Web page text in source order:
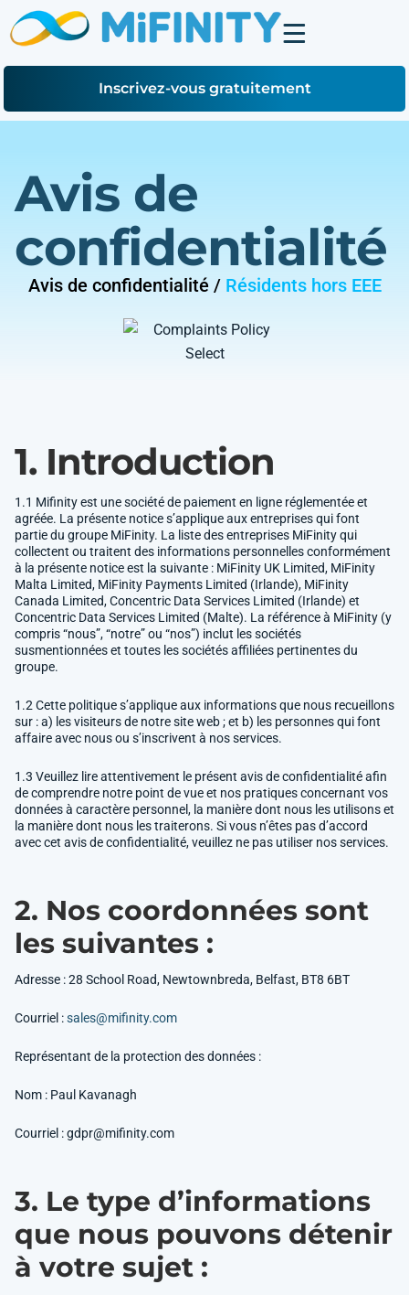
Inscrivez-vous gratuitement
Avis de
confidentialité
Avis de confidentialité / Résidents hors EEE
1. Introduction
1.1 Mifinity est une société de paiement en ligne réglementée et
agréée. La présente notice s’applique aux entreprises qui font
partie du groupe MiFinity. La liste des entreprises MiFinity qui
collectent ou traitent des informations personnelles conformément
à la présente notice est la suivante : MiFinity UK Limited, MiFinity
Malta Limited, MiFinity Payments Limited (Irlande), MiFinity
Canada Limited, Concentric Data Services Limited (Irlande) et
Concentric Data Services Limited (Malte). La référence à MiFinity (y
compris “nous”, “notre” ou “nos”) inclut les sociétés
susmentionnées et toutes les sociétés affiliées pertinentes du
groupe.
1.2 Cette politique s’applique aux informations que nous recueillons
sur : a) les visiteurs de notre site web ; et b) les personnes qui font
affaire avec nous ou s’inscrivent à nos services.
1.3 Veuillez lire attentivement le présent avis de confidentialité afin
de comprendre notre point de vue et nos pratiques concernant vos
données à caractère personnel, la manière dont nous les utilisons et
la manière dont nous les traiterons. Si vous n’êtes pas d’accord
avec cet avis de confidentialité, veuillez ne pas utiliser nos services.
2. Nos coordonnées sont
les suivantes :
Adresse : 28 School Road, Newtownbreda, Belfast, BT8 6BT
Courriel :sales@mifinity.com
Représentant de la protection des données :
Nom : Paul Kavanagh
Courriel :gdpr@mifinity.com
3. Le type d’informations
que nous pouvons détenir
à votre sujet :